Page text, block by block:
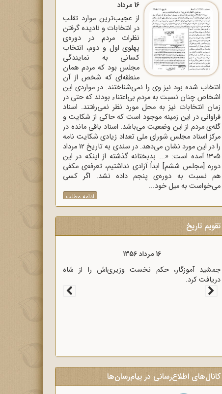
16 مرداد
از عجیب‌ترین موارد تقلب
در انتخابات و نادیده گرفتن
نظرات مردم در دوره‌ی
پهلوی اول و دوم، انتخاب
کسانی به نمایندگی
مجلس بود که مردم همان
منطقه‌ای که شخص از آن
انتخاب شده بود نیز وی را نمی‌شناختند. در مواردی این
اشخاص چنان نسبت به مردم بی‌اعتناء بودند که حتی در
زمان انتخابات نیز به محل مورد نظر نمی‌رفتند. اسناد
فراوانی در این زمینه موجود است که حاکی از شکایت و
گله‌ی مردم از این وضعیت می‌باشد. اسناد باقی مانده در
مرکز اسناد مجلس شورای ملی تعداد زیادی شکایت نامه
را در این مورد نشان می‌دهد. در سندی به تاریخ 12 مرداد
1305 آمده است: «... بدبختانه گذشته از اینکه در این
دوره [مجلس ششم] ابداً آزادی نداشتیم، تعرفه‌ی مکفی
هم نسبت به دوره‌ی پنجم داده نشد. اگر کسی
می‌خواست به میل خود...
ادامه مطلب
تقویم تاریخ
16 مرداد 1357
آغاز سخنرانی‌های انتقادی و روشنگر وعاظ در لبیک به
پیام امام به وعاظ و روحانیون برای روشنگری و
آگاه‌سازی در منبرهای ماه رمضان.
کانال‌های اطلاع‌رسانی در پیام‌رسان‌ها